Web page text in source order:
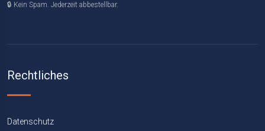
🔒 Kein Spam. Jederzeit abbestellbar.
Rechtliches
Datenschutz